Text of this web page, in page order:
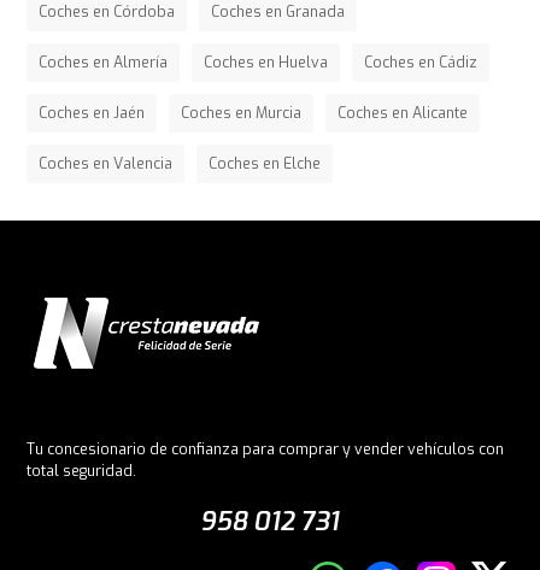
Coches en Córdoba Coches en Granada
Coches en Almería Coches en Huelva Coches en Cádiz
Coches en Jaén Coches en Murcia Coches en Alicante
Coches en Valencia Coches en Elche
Tu concesionario de confianza para comprar y vender vehículos con
total seguridad.
958 012 731